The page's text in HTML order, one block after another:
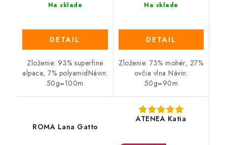
Na sklade
DETAIL
Zloženie: 93% superfine
alpaca, 7% polyamidNávin:
50g=100m
Na sklade
DETAIL
Zloženie: 73% mohér, 27%
ovčia vlna Návin:
50g=90m
ROMA Lana Gatto
ATENEA Katia